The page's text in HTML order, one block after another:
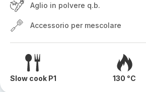
Aglio in polvere q.b.
Accessorio per mescolare
Slow cook P1 130 °C